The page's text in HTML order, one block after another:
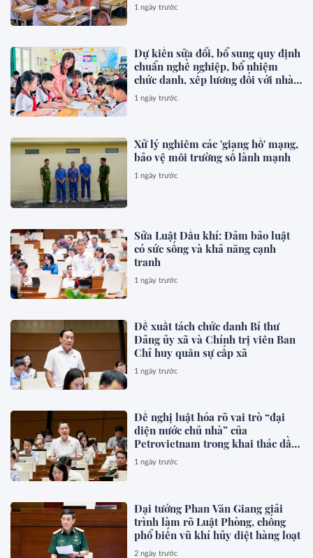
1 ngày trước
Dự kiến sửa đổi, bổ sung quy định
chuẩn nghề nghiệp, bổ nhiệm
chức danh, xếp lương đối với nhà
giáo
1 ngày trước
Xử lý nghiêm các 'giang hồ' mạng,
bảo vệ môi trường số lành mạnh
1 ngày trước
Sửa Luật Dầu khí: Đảm bảo luật
có sức sống và khả năng cạnh
tranh
1 ngày trước
Đề xuất tách chức danh Bí thư
Đảng ủy xã và Chính trị viên Ban
Chỉ huy quân sự cấp xã
1 ngày trước
Đề nghị luật hóa rõ vai trò “đại
diện nước chủ nhà” của
Petrovietnam trong khai thác dầu
khí
1 ngày trước
Đại tướng Phan Văn Giang giải
trình làm rõ Luật Phòng, chống
phổ biến vũ khí hủy diệt hàng loạt
2 ngày trước